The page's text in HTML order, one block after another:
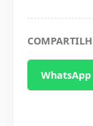
WhatsApp